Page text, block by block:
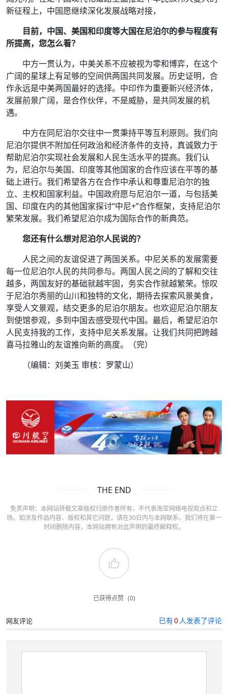
新征程上，中国愿继续深化发展战略对接，
目前，中国、美国和印度等大国在尼泊尔的参与程度有
所提高，您怎么看？
中方一贯认为，中美关系不应被视为零和博弈，在这个
广阔的星球上有足够的空间供两国共同发展。历史证明，合
作永远是中美两国最好的选择。中印作为重要新兴经济体，
发展前景广阔，是合作伙伴，不是威胁，是共同发展的机
遇。
中方在同尼泊尔交往中一贯秉持平等互利原则。我们向
尼泊尔提供不附加任何政治和经济条件的支持，真诚致力于
帮助尼泊尔实现社会发展和人民生活水平的提高。我们认
为，尼泊尔与美国、印度等其他国家的合作应该在平等的基
础上进行。我们希望各方在合作中承认和尊重尼泊尔的独
立、主权和国家利益。中国政府愿与尼泊尔一道，与包括美
国、印度在内的其他国家探讨“中尼+”合作框架，支持尼泊尔
繁荣发展。我们希望尼泊尔成为国际合作的新典范。
您还有什么想对尼泊尔人民说的？
人民之间的友谊促进了两国关系。中尼关系的发展需要
每一位尼泊尔人民的共同参与。两国人民之间的了解和交往
越多，两国友好的基础就越牢固，务实合作就越繁荣。惊叹
于尼泊尔秀丽的山川和独特的文化，期待去探索风景美食，
享受人文景观，结交更多的尼泊尔朋友。也欢迎尼泊尔朋友
到使馆参观，多到中国去感受现代中国。最后，希望尼泊尔
人民支持我的工作，支持中尼关系发展。让我们共同把跨越
喜马拉雅山的友谊推向新的高度。（完）
（编辑：刘美玉 审核：罗蒙山）
THE END
免责声明：本网站转载文章版权归原作者所有，不代表南亚网络电视观点和立
场。如涉及作品内容、版权和其它问题，请在30日内与本网联系，我们将在第一
时间删除内容，本网站拥有对此声明的最终解释权。
已获得点赞 (0)
网友评论 已有0人发表了评论